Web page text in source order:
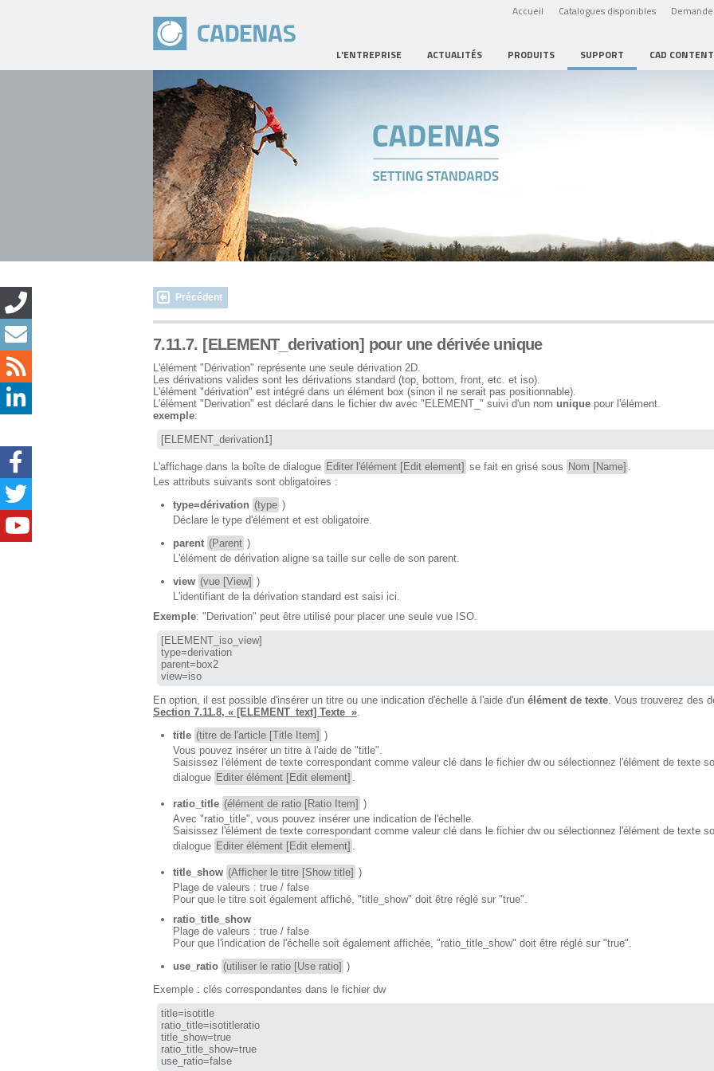
Accueil Catalogues disponibles
L'ENTREPRISE ACTUALITÉS PRODUITS SUPPORT CAD CONTENT
Précédent
7.11.7. [ELEMENT_derivation] pour une dérivée unique
L'élément "Dérivation" représente une seule dérivation 2D.
Les dérivations valides sont les dérivations standard (top, bottom, front, etc. et iso).
L'élément "dérivation" est intégré dans un élément box (sinon il ne serait pas positionnable).
L'élément "Derivation" est déclaré dans le fichier dw avec "ELEMENT_" suivi d'un nom unique pour l'élément.
exemple:
[ELEMENT_derivation1]
L'affichage dans la boîte de dialogue Editer l'élément [Edit element] se fait en grisé sous Nom [Name] .
Les attributs suivants sont obligatoires :
type=dérivation (type )
Déclare le type d'élément et est obligatoire.
parent (Parent )
L'élément de dérivation aligne sa taille sur celle de son parent.
view (vue [View] )
L'identifiant de la dérivation standard est saisi ici.
Exemple: "Derivation" peut être utilisé pour placer une seule vue ISO.
[ELEMENT_iso_view]
type=derivation
parent=box2
view=iso
En option, il est possible d'insérer un titre ou une indication d'échelle à l'aide d'un élément de texte. Vous trouverez des
Section 7.11.8, « [ELEMENT_text] Texte ».
title (titre de l'article [Title Item] )
Vous pouvez insérer un titre à l'aide de "title".
Saisissez l'élément de texte correspondant comme valeur clé dans le fichier dw ou sélectionnez l'élément de texte
dialogue Editer élément [Edit element] .
ratio_title (élément de ratio [Ratio Item] )
Avec "ratio_title", vous pouvez insérer une indication de l'échelle.
Saisissez l'élément de texte correspondant comme valeur clé dans le fichier dw ou sélectionnez l'élément de texte
dialogue Editer élément [Edit element] .
title_show (Afficher le titre [Show title] )
Plage de valeurs : true / false
Pour que le titre soit également affiché, "title_show" doit être réglé sur "true".
ratio_title_show
Plage de valeurs : true / false
Pour que l'indication de l'échelle soit également affichée, "ratio_title_show" doit être réglé sur "true".
use_ratio (utiliser le ratio [Use ratio] )
Exemple : clés correspondantes dans le fichier dw
title=isotitle
ratio_title=isotitleratio
title_show=true
ratio_title_show=true
use_ratio=false